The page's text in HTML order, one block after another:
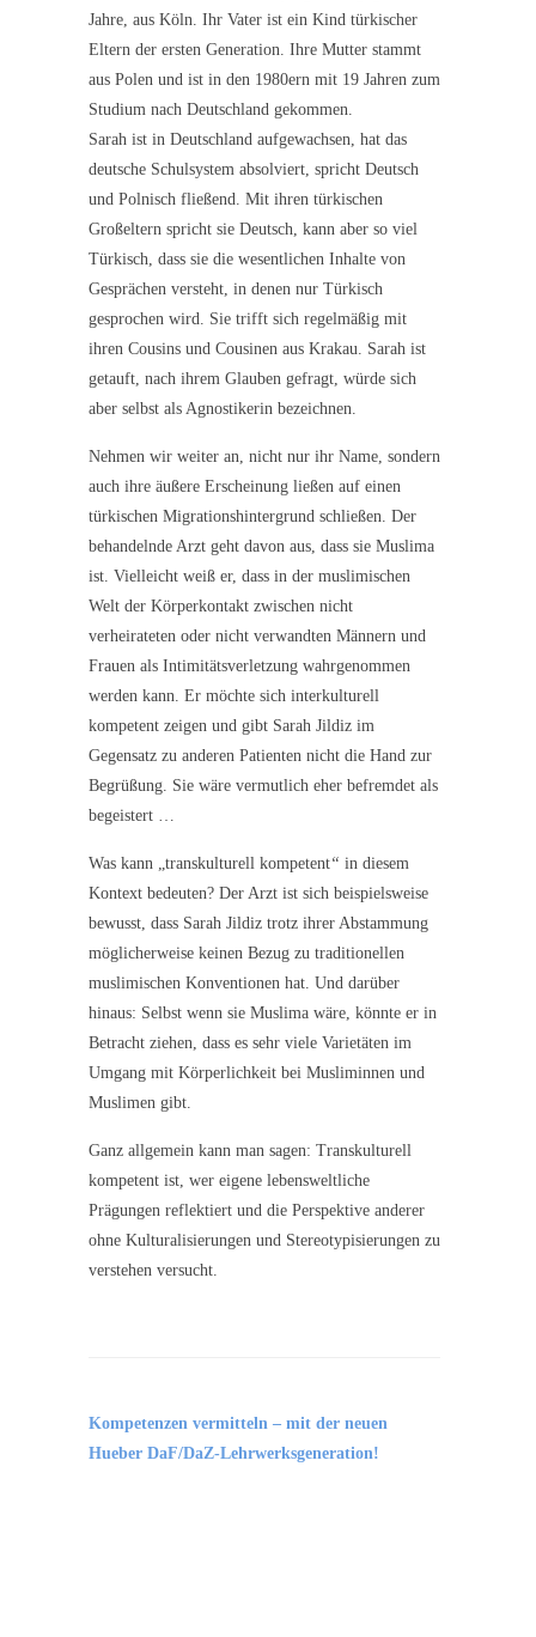
Jahre, aus Köln. Ihr Vater ist ein Kind türkischer
Eltern der ersten Generation. Ihre Mutter stammt
aus Polen und ist in den 1980ern mit 19 Jahren zum
Studium nach Deutschland gekommen.
Sarah ist in Deutschland aufgewachsen, hat das
deutsche Schulsystem absolviert, spricht Deutsch
und Polnisch fließend. Mit ihren türkischen
Großeltern spricht sie Deutsch, kann aber so viel
Türkisch, dass sie die wesentlichen Inhalte von
Gesprächen versteht, in denen nur Türkisch
gesprochen wird. Sie trifft sich regelmäßig mit
ihren Cousins und Cousinen aus Krakau. Sarah ist
getauft, nach ihrem Glauben gefragt, würde sich
aber selbst als Agnostikerin bezeichnen.
Nehmen wir weiter an, nicht nur ihr Name, sondern
auch ihre äußere Erscheinung ließen auf einen
türkischen Migrationshintergrund schließen. Der
behandelnde Arzt geht davon aus, dass sie Muslima
ist. Vielleicht weiß er, dass in der muslimischen
Welt der Körperkontakt zwischen nicht
verheirateten oder nicht verwandten Männern und
Frauen als Intimitätsverletzung wahrgenommen
werden kann. Er möchte sich interkulturell
kompetent zeigen und gibt Sarah Jildiz im
Gegensatz zu anderen Patienten nicht die Hand zur
Begrüßung. Sie wäre vermutlich eher befremdet als
begeistert …
Was kann „transkulturell kompetent“ in diesem
Kontext bedeuten? Der Arzt ist sich beispielsweise
bewusst, dass Sarah Jildiz trotz ihrer Abstammung
möglicherweise keinen Bezug zu traditionellen
muslimischen Konventionen hat. Und darüber
hinaus: Selbst wenn sie Muslima wäre, könnte er in
Betracht ziehen, dass es sehr viele Varietäten im
Umgang mit Körperlichkeit bei Musliminnen und
Muslimen gibt.
Ganz allgemein kann man sagen: Transkulturell
kompetent ist, wer eigene lebensweltliche
Prägungen reflektiert und die Perspektive anderer
ohne Kulturalisierungen und Stereotypisierungen zu
verstehen versucht.
Kompetenzen vermitteln – mit der neuen
Hueber DaF/DaZ-Lehrwerksgeneration!